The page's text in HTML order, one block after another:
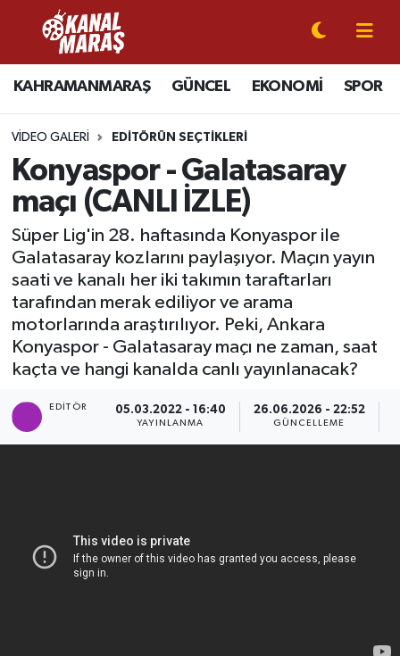
KAHRAMANMARAŞ GÜNCEL EKONOMİ SPOR
VIDEO GALERI EDITÖRÜN SEÇTIKLERI
Konyaspor - Galatasaray
maçı (CANLI İZLE)
Süper Lig'in 28. haftasında Konyaspor ile
Galatasaray kozlarını paylaşıyor. Maçın yayın
saati ve kanalı her iki takımın taraftarları
tarafından merak ediliyor ve arama
motorlarında araştırılıyor. Peki, Ankara
Konyaspor - Galatasaray maçı ne zaman, saat
kaçta ve hangi kanalda canlı yayınlanacak?
EDITÖR 05.03.2022 - 16:40
YAYINLANMA
26.06.2026 - 22:52
GÜNCELLEME
CANLI YAYIN
KAHRAMANMARAŞ
SPOR
SİYASET
EKONOMİ
GÜNDEM
KEŞFET
Kahramanmaraş Nöbetçi Eczaneler
Kahramanmaraş Hava Durumu
Kahramanmaraş Namaz Vakitleri
Kahramanmaraş Trafik Yoğunluk Haritası
Süper Lig Puan Durumu ve Fikstür
Tüm Manşetler
Son Dakika Haberleri